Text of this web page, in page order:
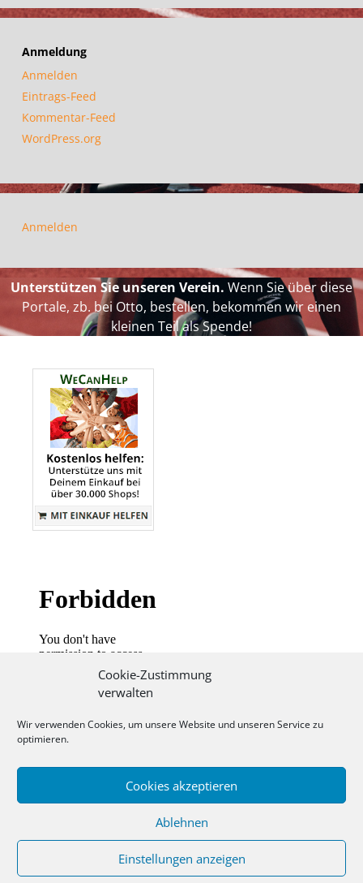
Cookie-Zustimmung
verwalten
Wir verwenden Cookies, um unsere Website und unseren Service zu
optimieren.
Cookies akzeptieren
Ablehnen
Einstellungen anzeigen
Anmeldung
Anmelden
Eintrags-Feed
Kommentar-Feed
WordPress.org
Anmelden
Unterstützen Sie unseren Verein. Wenn Sie über diese
Portale, zb. bei Otto, bestellen, bekommen wir einen
kleinen Teil als Spende!
© 2020 - TV Massenheim 1905 e.V.